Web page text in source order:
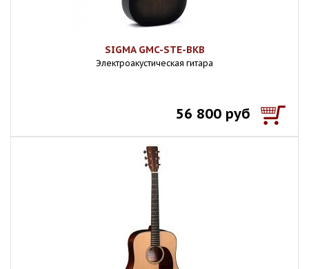
SIGMA GMC-STE-BKB
Электроакустическая гитара
56 800 руб